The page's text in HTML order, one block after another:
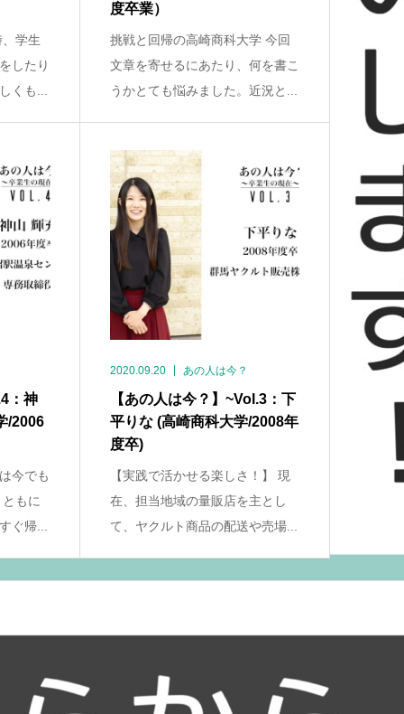
学生
したり
くも...
度卒業）
挑戦と回帰の高崎商科大学 今回
文章を寄せるにあたり、何を書こ
うかとても悩みました。近況と...
：神
/2006
今でも
もに
ぐ帰...
2020.09.20 あの人は今？
【あの人は今？】~Vol.3：下
平りな (高崎商科大学/2008年
度卒)
【実践で活かせる楽しさ！】 現
在、担当地域の量販店を主とし
て、ヤクルト商品の配送や売場...